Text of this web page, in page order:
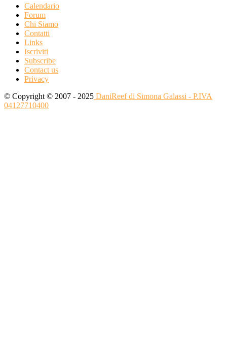
Calendario
Forum
Chi Siamo
Contatti
Links
Iscriviti
Subscribe
Contact us
Privacy
© Copyright © 2007 - 2025 DaniReef di Simona Galassi - P.IVA
04127710400